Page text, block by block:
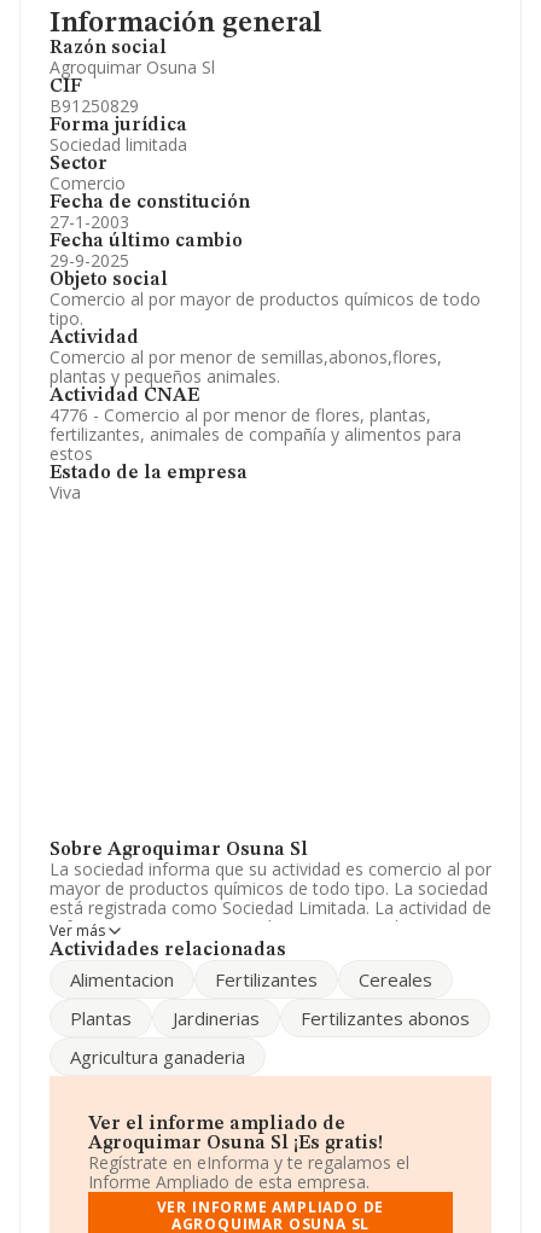
Información general
Razón social
Agroquimar Osuna Sl
CIF
B91250829
Forma jurídica
Sociedad limitada
Sector
Comercio
Fecha de constitución
27-1-2003
Fecha último cambio
29-9-2025
Objeto social
Comercio al por mayor de productos químicos de todo
tipo.
Actividad
Comercio al por menor de semillas,abonos,flores,
plantas y pequeños animales.
Actividad CNAE
4776 - Comercio al por menor de flores, plantas,
fertilizantes, animales de compañía y alimentos para
estos
Estado de la empresa
Viva
Sobre Agroquimar Osuna Sl
La sociedad informa que su actividad es comercio al por
mayor de productos químicos de todo tipo. La sociedad
está registrada como Sociedad Limitada. La actividad de
referencia CNAE corresponde a 'Comercio al por menor
de flores, plantas, semillas, fertilizantes, animales de
establecimientos especializados', cuyo Código es 4776.
cuenta la información a disposición de INFORMA, ha
contado con un número de empleados inferior a la
Respecto a la posición de la empresa según los niveles
de facturación, en los distintos rankings, INFORMA
facilita la siguiente información: ha subido de hasta 31
puestos en 2024 a nivel sectorial, pasando del 165 al
134 puesto. Tienen mejor posición las siguientes
Ver más
Actividades relacionadas
Alimentacion Fertilizantes
Cereales
Plantas
Jardinerias
Fertilizantes abonos
Agricultura ganaderia
Ver el informe ampliado de
Agroquimar Osuna Sl ¡Es gratis!
Regístrate en eInforma y te regalamos el
Informe Ampliado de esta empresa.
VER INFORME AMPLIADO DE
AGROQUIMAR OSUNA SL
Información oficial y registral complementaria.